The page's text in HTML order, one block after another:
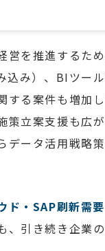
営を推進するた
み）、BIツー
する案件も増
策立案支援も広
データ活用戦略
ド・SAP刷新需要
引き続き企業